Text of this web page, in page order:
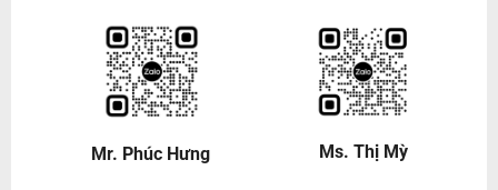
Mr. Phúc Hưng Ms. Thị Mỳ